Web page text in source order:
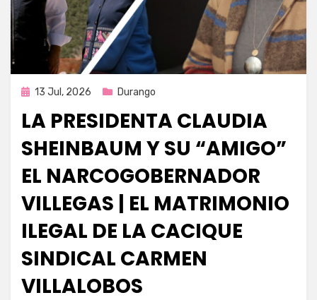
Publicada
13 Jul, 2026 Durango
LA PRESIDENTA CLAUDIA
SHEINBAUM Y SU “AMIGO”
EL NARCOGOBERNADOR
VILLEGAS | EL MATRIMONIO
ILEGAL DE LA CACIQUE
SINDICAL CARMEN
VILLALOBOS